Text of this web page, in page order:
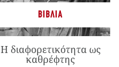
ΒΙΒΛΊΑ
Η διαφορετικότητα ως
καθρέφτης